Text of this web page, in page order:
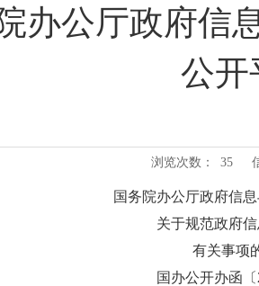
办公厅政府信
公开
浏览次数： 35
国务院办公厅政府信
关于规范政府
有关事项
国办公开办函〔